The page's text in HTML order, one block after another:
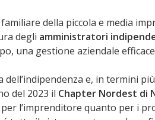
della piccola e media
degli amministratori
una gestione aziendale
e, in termini
del 2023 il Chapter Nordest di
l’imprenditore quanto per i